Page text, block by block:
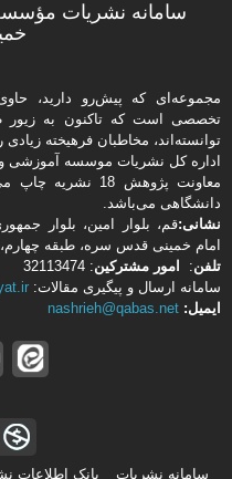
سامانه نشریات
مجموعه‌ای که پیش‌رو دارید،‌
تخصصی است که تاکنون به زیور
توانسته‌اند، مخاطبان فرهیخته‌ زیادی
اداره كل نشریات موسسه آموزشی
معاونت پژوهش 18
دانشگاهی می‌باشد.
نشانی:قم، بلوار امین، بلوار
امام خمینی قدس سره، طبقه
تلفن: امور مشتركین: 32113474
سامانه ارسال و پیگیری مقالات:
ایمیل: nashrieh@qabas.net
سامانه نشریات _ بانک